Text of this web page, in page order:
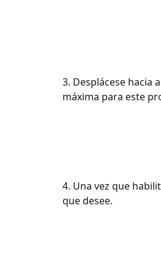
3. Desplácese hacia
máxima para este
4. Una vez que
que desee.